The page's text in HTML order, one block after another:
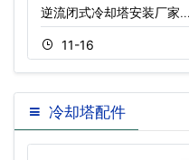
逆流闭式冷却塔安装厂家…
11-16
冷却塔配件